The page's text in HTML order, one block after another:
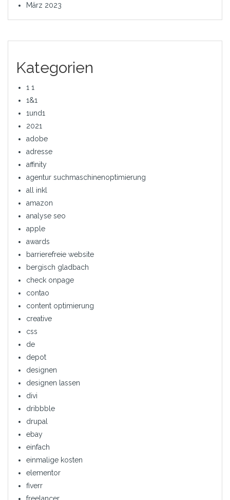
März 2023
Kategorien
1 1
1&1
1und1
2021
adobe
adresse
affinity
agentur suchmaschinenoptimierung
all inkl
amazon
analyse seo
apple
awards
barrierefreie website
bergisch gladbach
check onpage
contao
content optimierung
creative
css
de
depot
designen
designen lassen
divi
dribbble
drupal
ebay
einfach
einmalige kosten
elementor
fiverr